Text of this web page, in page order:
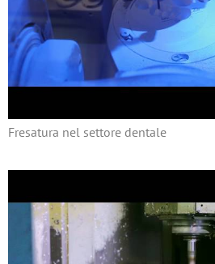
Fresatura nel settore dentale